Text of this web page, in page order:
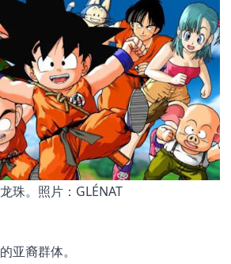
珠。照片：GLÉNAT
亚裔群体。